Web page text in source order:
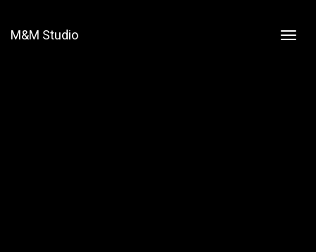
M&M Studio